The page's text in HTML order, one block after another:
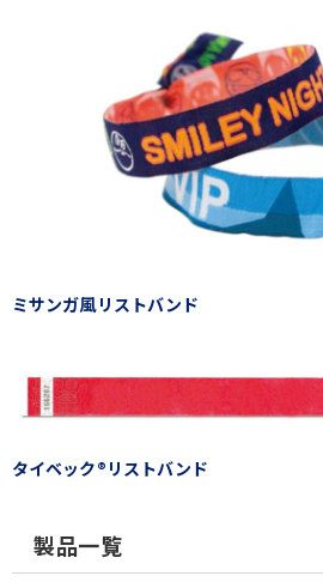
ミサンガ風リストバンド
タイベック®リストバンド
製品一覧